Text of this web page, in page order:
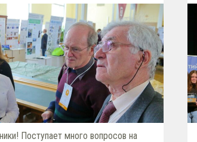
Поступает много вопросов на